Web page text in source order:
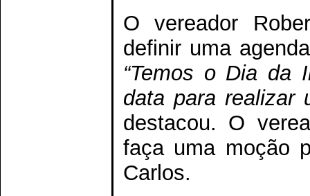
O vereador
definir uma
“Temos o Dia da
data para realizar
destacou. O
faça uma moção
Carlos.